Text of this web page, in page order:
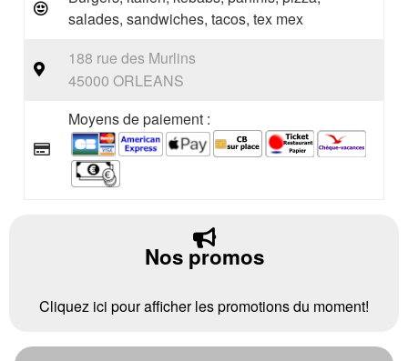
salades, sandwiches, tacos, tex mex
188 rue des Murlins
45000 ORLEANS
Moyens de paiement :
Nos promos
Cliquez ici pour afficher les promotions du moment!